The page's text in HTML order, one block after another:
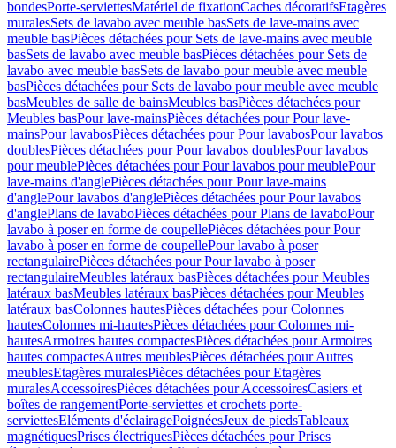
bondesPorte-serviettesMatériel de fixationCaches décoratifsEtagères
muralesSets de lavabo avec meuble basSets de lave-mains avec
meuble basPièces détachées pour Sets de lave-mains avec meuble
basSets de lavabo avec meuble basPièces détachées pour Sets de
lavabo avec meuble basSets de lavabo pour meuble avec meuble
basPièces détachées pour Sets de lavabo pour meuble avec meuble
basMeubles de salle de bainsMeubles basPièces détachées pour
Meubles basPour lave-mainsPièces détachées pour Pour lave-
mainsPour lavabosPièces détachées pour Pour lavabosPour lavabos
doublesPièces détachées pour Pour lavabos doublesPour lavabos
pour meublePièces détachées pour Pour lavabos pour meublePour
lave-mains d'anglePièces détachées pour Pour lave-mains
d'anglePour lavabos d'anglePièces détachées pour Pour lavabos
d'anglePlans de lavaboPièces détachées pour Plans de lavaboPour
lavabo à poser en forme de coupellePièces détachées pour Pour
lavabo à poser en forme de coupellePour lavabo à poser
rectangulairePièces détachées pour Pour lavabo à poser
rectangulaireMeubles latéraux basPièces détachées pour Meubles
latéraux basMeubles latéraux basPièces détachées pour Meubles
latéraux basColonnes hautesPièces détachées pour Colonnes
hautesColonnes mi-hautesPièces détachées pour Colonnes mi-
hautesArmoires hautes compactesPièces détachées pour Armoires
hautes compactesAutres meublesPièces détachées pour Autres
meublesEtagères muralesPièces détachées pour Etagères
muralesAccessoiresPièces détachées pour AccessoiresCasiers et
boîtes de rangementPorte-serviettes et crochets porte-
serviettesEléments d'éclairagePoignéesJeux de piedsTableaux
magnétiquesPrises électriquesPièces détachées pour Prises